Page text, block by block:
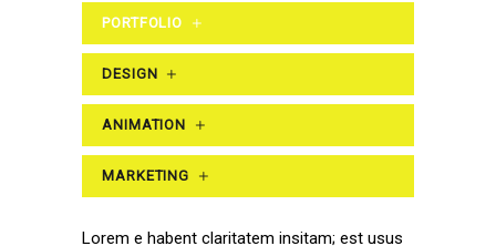
PORTFOLIO
DESIGN
ANIMATION
MARKETING
Lorem e habent claritatem insitam; est usus